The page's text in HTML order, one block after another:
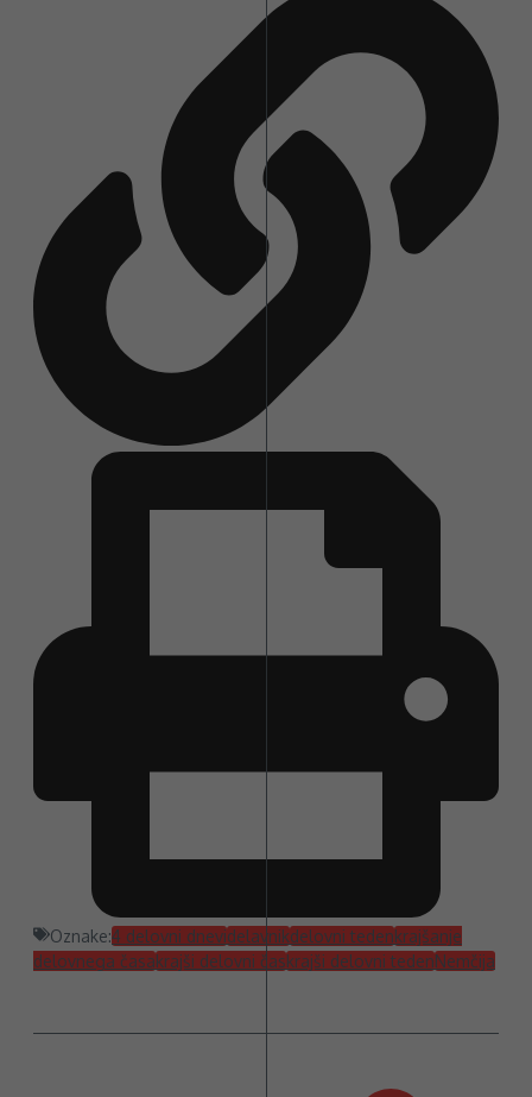
Oznake:4 delovni dnevidelavnikdelovni tedenkrajšanje
delovnega časakrajši delovni časkrajši delovni tedenNemčija